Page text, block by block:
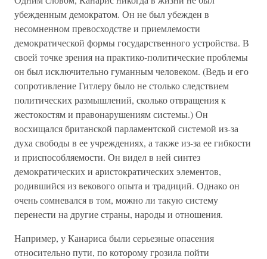
убежденным демократом. Он не был убежден в
несомненном превосходстве и приемлемости
демократической формы государственного устройства. В
своей точке зрения на практико-политические проблемы
он был исключительно гуманным человеком. (Ведь и его
сопротивление Гитлеру было не столько следствием
политических размышлений, сколько отвращения к
жестокостям и правонарушениям системы.) Он
восхищался британской парламентской системой из-за
духа свободы в ее учреждениях, а также из-за ее гибкости
и приспособляемости. Он видел в ней синтез
демократических и аристократических элементов,
родившийся из векового опыта и традиций. Однако он
очень сомневался в том, можно ли такую систему
перенести на другие страны, народы и отношения.
Например, у Канариса были серьезные опасения
относительно пути, по которому грозила пойти